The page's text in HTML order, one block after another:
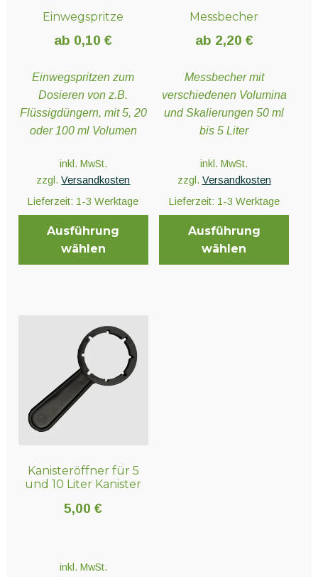
Einwegspritze
ab 0,10€
Einwegspritzen zum
Dosieren von z.B.
Flüssigdüngern, mit 5, 20
oder 100 ml Volumen
inkl. MwSt.
zzgl.Versandkosten
Lieferzeit: 1-3 Werktage
Ausführung
wählen
Optionen
können
Produktseite
gewählt
Messbecher
ab 2,20 €
Messbecher mit
verschiedenen Volumina
und Skalierungen 50 ml
bis 5 Liter
inkl. MwSt.
zzgl. Versandkosten
Lieferzeit: 1-3 Werktage
Ausführung
wählen
Kanisteröffner für 5
und 10 Liter Kanister
5,00€
inkl. MwSt.